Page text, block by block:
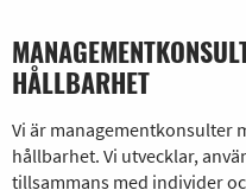
HÅLLBARHET
Vi är managementkonsulter
hållbarhet. Vi utvecklar,
tillsammans med individer